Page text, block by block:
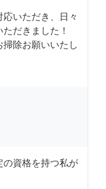
いただき、日々
だきました！
掃除お願いいたし
の資格を持つ私が